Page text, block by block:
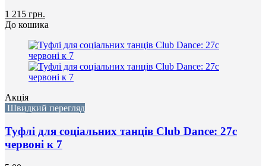
1 215 грн.
До кошика
Акція
Швидкий перегляд
Туфлі для соціальних танців Club Dance: 27с
червоні к 7